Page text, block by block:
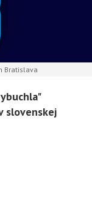
Bratislava
slovenskej